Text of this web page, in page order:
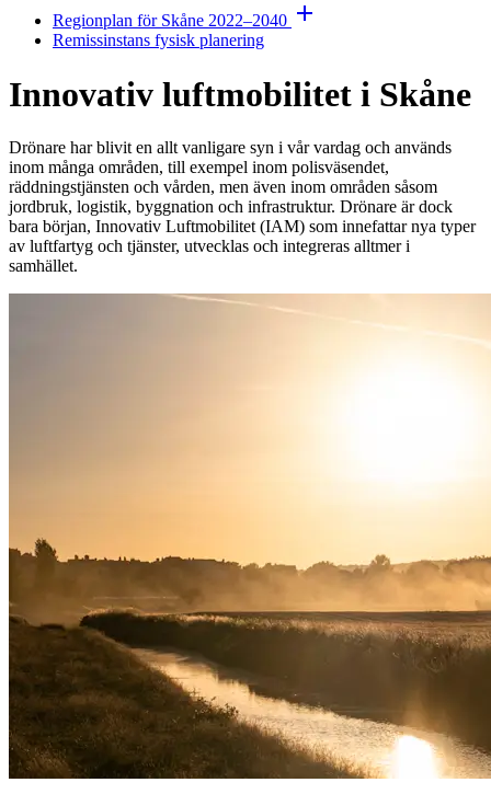
Regionplan för Skåne 2022–2040
Remissinstans fysisk planering
Innovativ luftmobilitet i Skåne
Drönare har blivit en allt vanligare syn i vår vardag och används
inom många områden, till exempel inom polisväsendet,
räddningstjänsten och vården, men även inom områden såsom
jordbruk, logistik, byggnation och infrastruktur. Drönare är dock
bara början, Innovativ Luftmobilitet (IAM) som innefattar nya typer
av luftfartyg och tjänster, utvecklas och integreras alltmer i
samhället.